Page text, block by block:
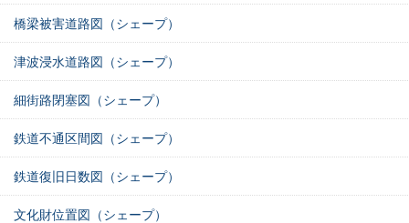
橋梁被害道路図（シェープ）
津波浸水道路図（シェープ）
細街路閉塞図（シェープ）
鉄道不通区間図（シェープ）
鉄道復旧日数図（シェープ）
文化財位置図（シェープ）